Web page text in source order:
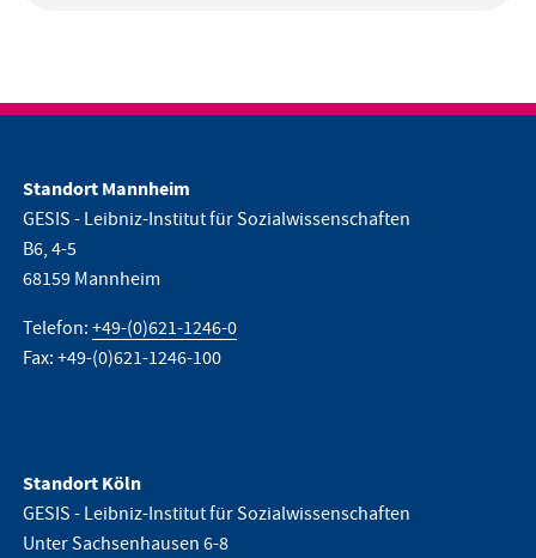
Standort Mannheim
GESIS - Leibniz-Institut für Sozialwissenschaften
B6, 4-5
68159 Mannheim
Telefon:+49-(0)621-1246-0
Fax: +49-(0)621-1246-100
Standort Köln
GESIS - Leibniz-Institut für Sozialwissenschaften
Unter Sachsenhausen 6-8